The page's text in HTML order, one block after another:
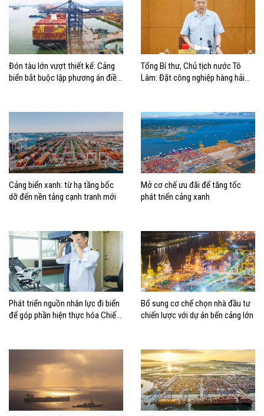
Đón tàu lớn vượt thiết kế: Cảng
biển bắt buộc lập phương án điều
Tổng Bí thư, Chủ tịch nước Tô
Lâm: Đặt công nghiệp hàng hải
biển mạnh
Cảng biển xanh: từ hạ tầng bốc
dỡ đến nền tảng cạnh tranh mới
Mở cơ chế ưu đãi để tăng tốc
phát triển cảng xanh
Phát triển nguồn nhân lực đi biển
để góp phần hiện thực hóa Chiến
Bổ sung cơ chế chọn nhà đầu tư
chiến lược với dự án bến cảng lớn